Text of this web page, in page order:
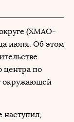
(ХМАО-
июня. Об этом
центра по
окружающей
наступил,